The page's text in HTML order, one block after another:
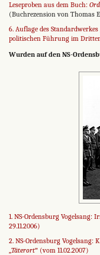
Leseproben aus dem Buch:
(Buchrezension von Thomas
6. Auflage des
politischen Führung im
Wurden auf den NS-
1. NS-Ordensburg
29.11.2006)
2. NS-Ordensburg
„Täterort" (vom 11.02.2007)